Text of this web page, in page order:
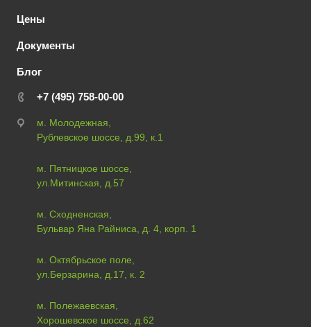
Цены
Документы
Блог
+7 (495) 758-00-00
м. Молодежная,
Рублевское шоссе, д.99, к.1
м. Пятницкое шоссе,
ул.Митинская, д.57
м. Сходненская,
Бульвар Яна Райниса, д. 4, корп. 1
м. Октябрьское поле,
ул.Берзарина, д.17, к. 2
м. Полежаевская,
Хорошевское шоссе, д.62